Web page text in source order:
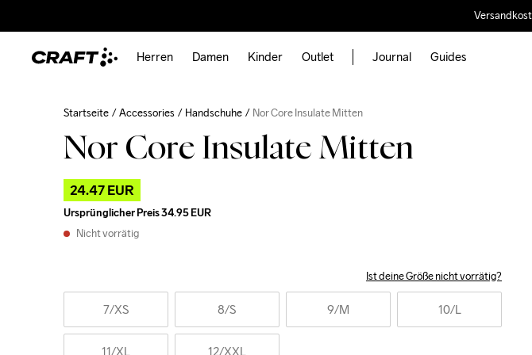
Herren Damen Kinder Outlet Journal Guides
Startseite Accessories Handschuhe Nor Core Insulate Mitten
Nor Core Insulate Mitten
24.47 EUR
Ursprünglicher Preis34.95 EUR
Nicht vorrätig
Ist deine Größe nicht vorrätig?
7/XS 8/S 9/M 10/L
11/XL 12/XXL